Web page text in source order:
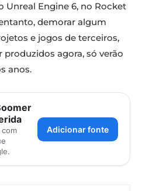
Unreal Engine 6, no Rocket
demorar algum
e jogos de terceiros,
agora, só verão
anos.
Adicionar fonte